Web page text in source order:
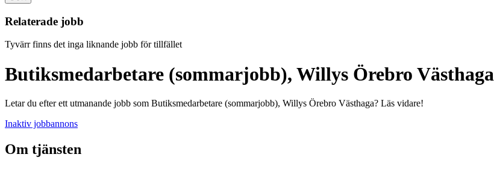
Relaterade jobb
Tyvärr finns det inga liknande jobb för tillfället
Butiksmedarbetare (sommarjobb), Willys Örebro Västhaga
Letar du efter ett utmanande jobb som Butiksmedarbetare (sommarjobb), Willys Örebro Västhaga? Läs vidare!
Inaktiv jobbannons
Om tjänsten